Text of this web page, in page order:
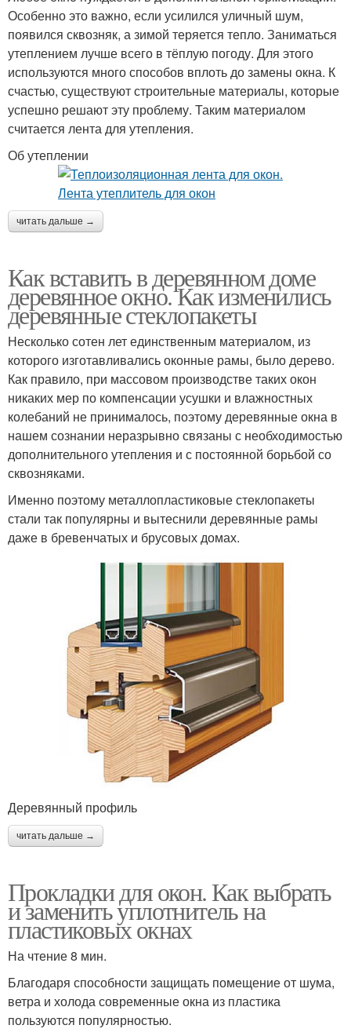
Особенно это важно, если усилился уличный шум,
появился сквозняк, а зимой теряется тепло. Заниматься
утеплением лучше всего в тёплую погоду. Для этого
используются много способов вплоть до замены окна. К
счастью, существуют строительные материалы, которые
успешно решают эту проблему. Таким материалом
считается лента для утепления.
Об утеплении
читать дальше →
Как вставить в деревянном доме
деревянное окно. Как изменились
деревянные стеклопакеты
Несколько сотен лет единственным материалом, из
которого изготавливались оконные рамы, было дерево.
Как правило, при массовом производстве таких окон
никаких мер по компенсации усушки и влажностных
колебаний не принималось, поэтому деревянные окна в
нашем сознании неразрывно связаны с необходимостью
дополнительного утепления и с постоянной борьбой со
сквозняками.
Именно поэтому металлопластиковые стеклопакеты
стали так популярны и вытеснили деревянные рамы
даже в бревенчатых и брусовых домах.
Деревянный профиль
читать дальше →
Прокладки для окон. Как выбрать
и заменить уплотнитель на
пластиковых окнах
На чтение 8 мин.
Благодаря способности защищать помещение от шума,
ветра и холода современные окна из пластика
пользуются популярностью.